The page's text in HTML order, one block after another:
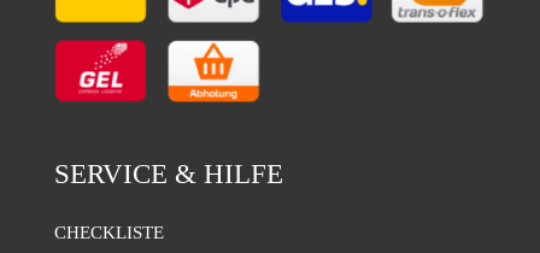
SERVICE & HILFE
CHECKLISTE